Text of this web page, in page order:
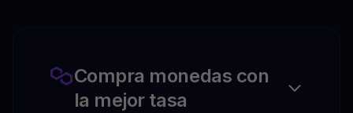
Compra monedas con
la mejor tasa